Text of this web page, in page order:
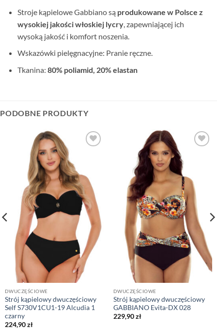
Stroje kąpielowe Gabbiano są produkowane w Polsce z
wysokiej jakości włoskiej lycry, zapewniającej ich
wysoką jakość i komfort noszenia.
Wskazówki pielęgnacyjne: Pranie ręczne.
Tkanina: 80% poliamid, 20% elastan
PODOBNE PRODUKTY
DWUCZĘŚCIOWE
Strój kąpielowy dwuczęściowy
Self S730V1CU1-19 Alcudia 1
czarny
224,90zł
DWUCZĘŚCIOWE
Strój kąpielowy dwuczęściowy
GABBIANO Evita-DX 028
229,90zł